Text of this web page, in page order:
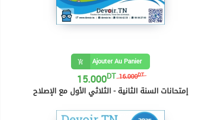
Ajouter Au Panier
16.000DT
15.000DT
إمتحانات السنة الثانية - الثلاثي الأول مع الإصلاح